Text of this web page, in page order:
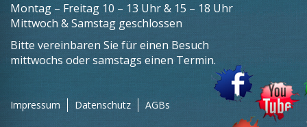
Montag – Freitag 10 – 13 Uhr & 15 – 18 Uhr
Mittwoch & Samstag geschlossen
Bitte vereinbaren Sie für einen Besuch
mittwochs oder samstags einen Termin.
Impressum Datenschutz AGBs